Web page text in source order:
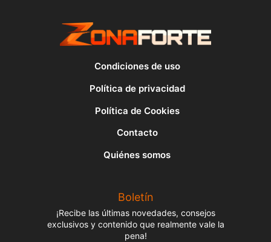
Condiciones de uso
Política de privacidad
Política de Cookies
Contacto
Quiénes somos
Boletín
¡Recibe las últimas novedades, consejos
exclusivos y contenido que realmente vale la
pena!